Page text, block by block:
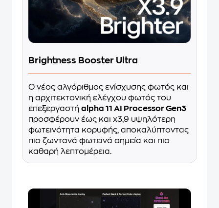
Brightness Booster Ultra
Ο νέος αλγόριθμος ενίσχυσης φωτός και
η αρχιτεκτονική ελέγχου φωτός του
επεξεργαστή alpha 11 AI Processor Gen3
προσφέρουν έως και x3,9 υψηλότερη
φωτεινότητα κορυφής, αποκαλύπτοντας
πιο ζωντανά φωτεινά σημεία και πιο
καθαρή λεπτομέρεια.